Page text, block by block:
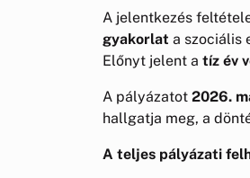
A jelentkezés
gyakorlat a szociális
Előnyt jelent a tíz év
A pályázatot 2026.
hallgatja meg, a
A teljes pályázati